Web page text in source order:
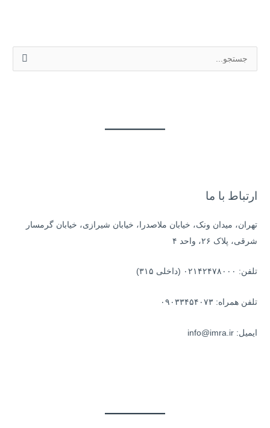
یارتباط با ما
تهران، میدان ونک، خیابان ملاصدرا، خیابان شیرازی، خیابان گرمسار
شرقی، پلاک ۲۶، واحد ۴
تلفن: ۰۲۱۴۲۴۷۸۰۰۰ (داخلی ۳۱۵)
تلفن همراه: ۰۹۰۳۳۴۵۴۰۷۳
ایمیل: info@imra.ir